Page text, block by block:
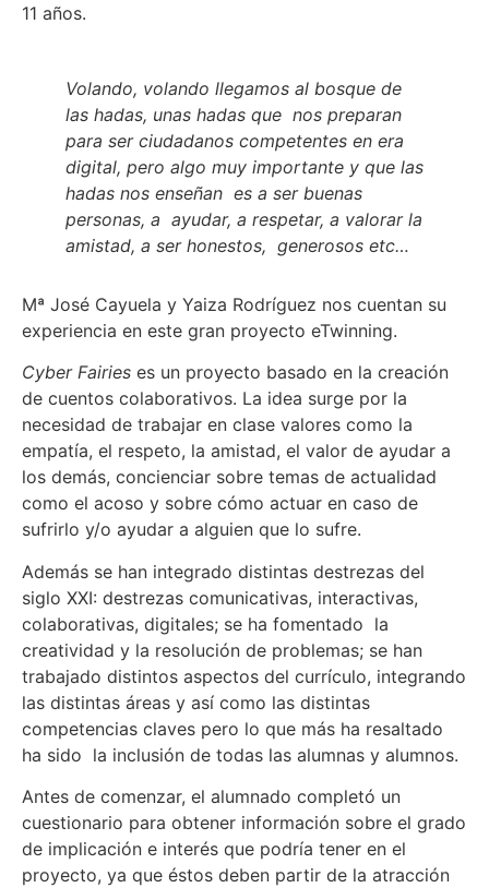
11 años.
Volando, volando llegamos al bosque de
las hadas, unas hadas que nos preparan
para ser ciudadanos competentes en era
digital, pero algo muy importante y que las
hadas nos enseñan es a ser buenas
personas, a ayudar, a respetar, a valorar la
amistad, a ser honestos, generosos etc…
Mª José Cayuela y Yaiza Rodríguez nos cuentan su
experiencia en este gran proyecto eTwinning.
Cyber Fairies es un proyecto basado en la creación
de cuentos colaborativos. La idea surge por la
necesidad de trabajar en clase valores como la
empatía, el respeto, la amistad, el valor de ayudar a
los demás, concienciar sobre temas de actualidad
como el acoso y sobre cómo actuar en caso de
sufrirlo y/o ayudar a alguien que lo sufre.
Además se han integrado distintas destrezas del
siglo XXI: destrezas comunicativas, interactivas,
colaborativas, digitales; se ha fomentado la
creatividad y la resolución de problemas; se han
trabajado distintos aspectos del currículo, integrando
las distintas áreas y así como las distintas
competencias claves pero lo que más ha resaltado
ha sido la inclusión de todas las alumnas y alumnos.
Antes de comenzar, el alumnado completó un
cuestionario para obtener información sobre el grado
de implicación e interés que podría tener en el
proyecto, ya que éstos deben partir de la atracción